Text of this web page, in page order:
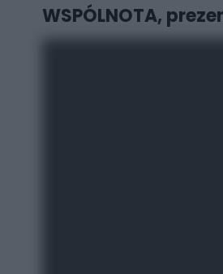
WSPÓLNOTA,